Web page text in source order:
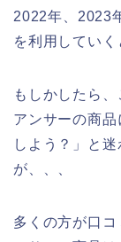
2022年、2023
を利用していく
もしかしたら
アンサーの商
しよう？」と
が、、、
多くの方が口